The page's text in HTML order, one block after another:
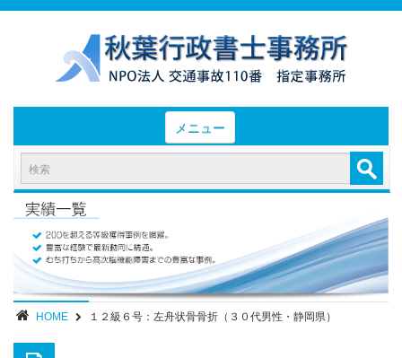
メニュー
HOME
お知らせと業務日誌
認定実績
- 後遺障害等級認定実績（初回申請）
- 後遺障害等級認定実績（異議申立）
HOME １２級６号：左舟状骨骨折（３０代男性・静岡県）